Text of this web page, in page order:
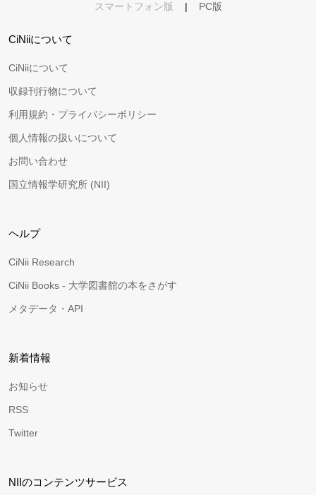
スマートフォン版 | PC版
CiNiiについて
CiNiiについて
収録刊行物について
利用規約・プライバシーポリシー
個人情報の扱いについて
お問い合わせ
国立情報学研究所 (NII)
ヘルプ
CiNii Research
CiNii Books - 大学図書館の本をさがす
メタデータ・API
新着情報
お知らせ
RSS
Twitter
NIIのコンテンツサービス